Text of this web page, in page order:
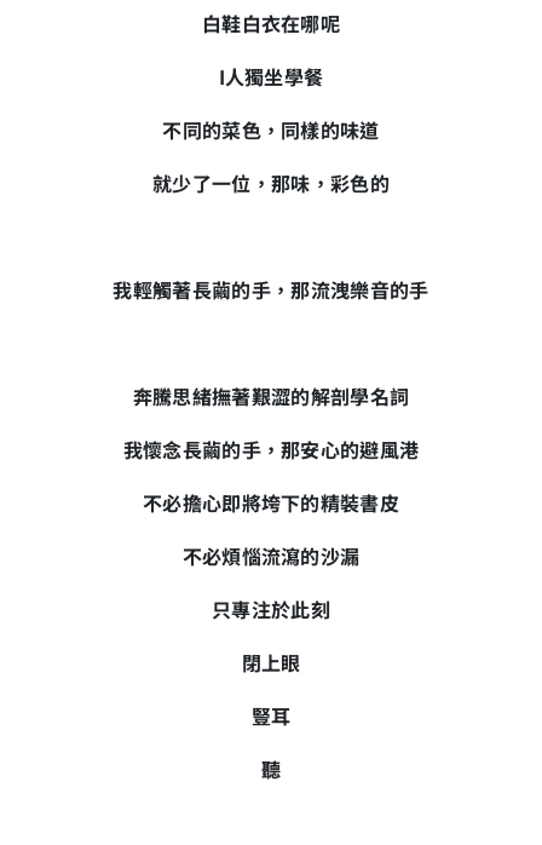
白鞋白衣在哪呢
I人獨坐學餐
不同的菜色，同樣的味道
就少了一位，那味，彩色的
我輕觸著長繭的手，那流洩樂音的手
奔騰思緒撫著艱澀的解剖學名詞
我懷念長繭的手，那安心的避風港
不必擔心即將垮下的精裝書皮
不必煩惱流瀉的沙漏
只專注於此刻
閉上眼
豎耳
聽